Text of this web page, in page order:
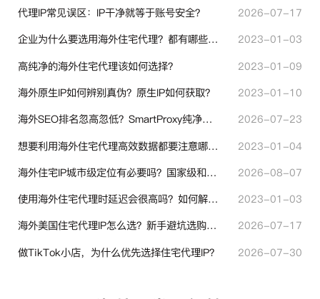
代理IP常见误区：IP干净就等于账号安全？
2026-07-17
企业为什么要选用海外住宅代理？都有哪些帮助？
2023-01-03
高纯净的海外住宅代理该如何选择？
2023-01-09
海外原生IP如何辨别真伪？原生IP如何获取？
2023-01-10
海外SEO排名忽高忽低？SmartProxy纯净住宅IP助力站点权重稳定
2026-07-23
想要利用海外住宅代理高效数据都要注意哪些地方？
2023-01-04
海外住宅IP城市级定位有必要吗？国家级和城市级代理IP区别对比
2026-08-07
使用海外住宅代理时延迟会很高吗？如何解决？
2023-01-03
海外美国住宅代理IP怎么选？新手避坑选购指南
2026-07-17
做TikTok小店，为什么优先选择住宅代理IP？
2026-07-30